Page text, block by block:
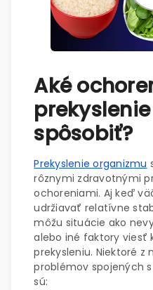
Aké
spôsobiť?
Prekyslenie organizmu
rôznymi zdravotnými
ochoreniami. Aj keď
udržiavať relatívne
môžu situácie ako
alebo iné faktory viesť
prekysleniu. Niektoré
problémov spojených
sú: